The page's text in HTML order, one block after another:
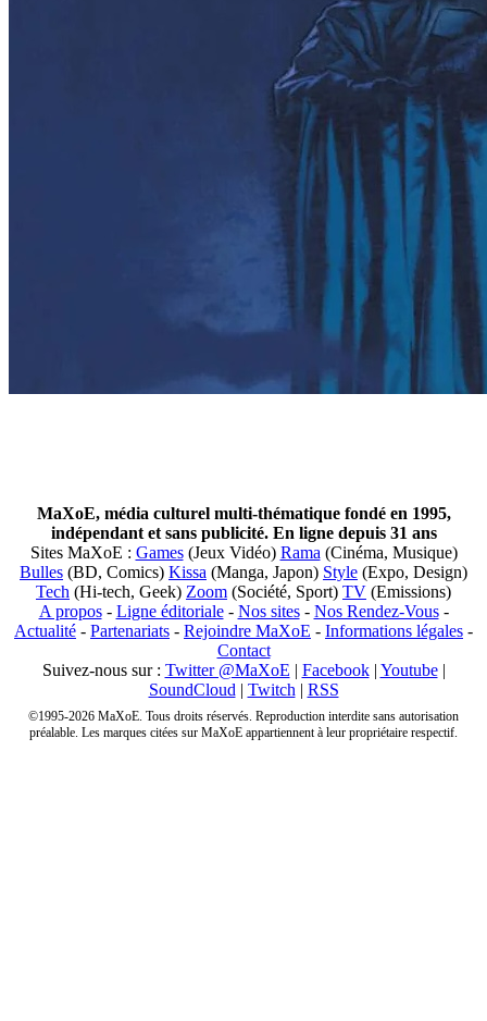
MaXoE, média culturel multi-thématique fondé en 1995,
indépendant et sans publicité. En ligne depuis 31 ans
Sites MaXoE : Games(Jeux Vidéo) Rama (Cinéma, Musique)
Bulles (BD, Comics) Kissa (Manga, Japon) Style (Expo, Design)
Tech (Hi-tech, Geek) Zoom (Société, Sport) TV (Emissions)
A propos- Ligne éditoriale- Nos sites- Nos Rendez-Vous-
Actualité - Partenariats - Rejoindre MaXoE - Informations légales -
Contact
Suivez-nous sur : Twitter @MaXoE | Facebook| Youtube|
SoundCloud | Twitch | RSS
©1995-2026 MaXoE. Tous droits réservés. Reproduction interdite sans autorisation
préalable. Les marques citées sur MaXoE appartiennent à leur propriétaire respectif.